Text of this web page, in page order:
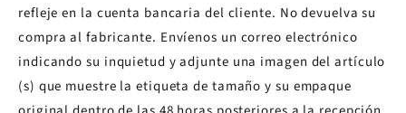
refleje en la cuenta bancaria del cliente. No devuelva su
compra al fabricante. Envíenos un correo electrónico
indicando su inquietud y adjunte una imagen del artículo
(s) que muestre la etiqueta de tamaño y su empaque